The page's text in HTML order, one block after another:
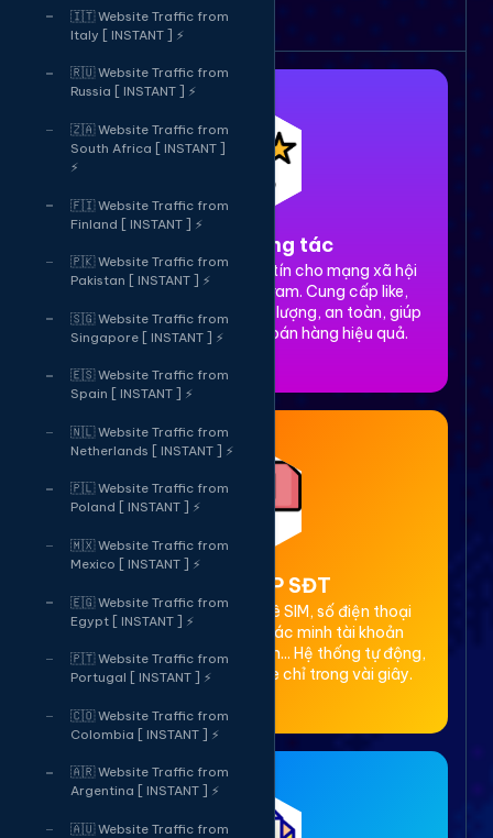
🇮🇹 Website Traffic from
Italy [ INSTANT ] ⚡
🇷🇺 Website Traffic from
Russia [ INSTANT ] ⚡
🇿🇦 Website Traffic from
South Africa [ INSTANT ]
⚡
🇫🇮 Website Traffic from
Finland [ INSTANT ] ⚡
🇵🇰 Website Traffic from
Pakistan [ INSTANT ] ⚡
🇸🇬 Website Traffic from
Singapore [ INSTANT ] ⚡
🇪🇸 Website Traffic from
Spain [ INSTANT ] ⚡
🇳🇱 Website Traffic from
Netherlands [ INSTANT ] ⚡
🇵🇱 Website Traffic from
Poland [ INSTANT ] ⚡
🇲🇽 Website Traffic from
Mexico [ INSTANT ] ⚡
🇪🇬 Website Traffic from
Egypt [ INSTANT ] ⚡
🇵🇹 Website Traffic from
Portugal [ INSTANT ] ⚡
🇨🇴 Website Traffic from
Colombia [ INSTANT ] ⚡
🇦🇷 Website Traffic from
Argentina [ INSTANT ] ⚡
🇦🇺 Website Traffic from
Dịch vụ của chúng tôi
1. Tăng tương tác
Dịch vụ tăng tương tác uy tín cho mạng xã hội
Facebook, TikTok, Instagram. Cung cấp like,
share, comment, view chất lượng, an toàn, giúp
xây dựng thương hiệu và bán hàng hiệu quả.
2. Thuê OTP SĐT
Cung cấp dịch vụ cho thuê SIM, số điện thoại
(SĐT) để nhận mã OTP xác minh tài khoản
Facebook, Google, Telegram... Hệ thống tự động,
bảo mật, giá rẻ, nhận code chỉ trong vài giây.